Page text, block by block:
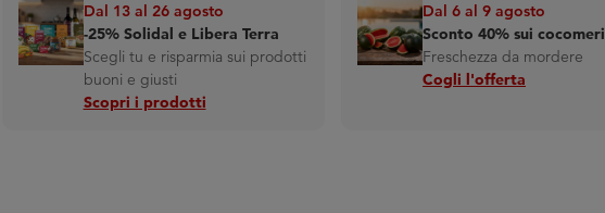
Dal 13 al 26 agosto
-25% Solidal e Libera Terra
Scegli tu e risparmia sui prodotti
buoni e giusti
Scopri i prodotti
Dal 6 al 9 agosto
Sconto 40% sui cocomeri
Freschezza da mordere
Cogli l'offerta